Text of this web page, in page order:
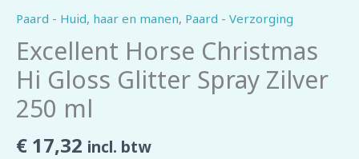
Paard - Huid, haar en manen, Paard - Verzorging
Excellent Horse Christmas
Hi Gloss Glitter Spray Zilver
250 ml
€ 17,32 incl. btw